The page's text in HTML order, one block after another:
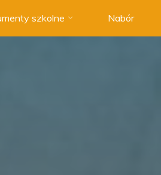
szkolne Nabór